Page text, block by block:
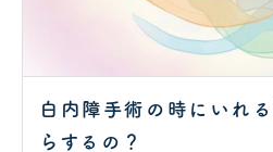
白内障手術の時にいれ
らするの？